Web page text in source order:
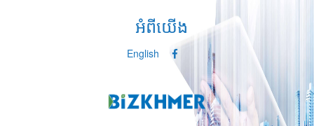
អំពីយើង
English